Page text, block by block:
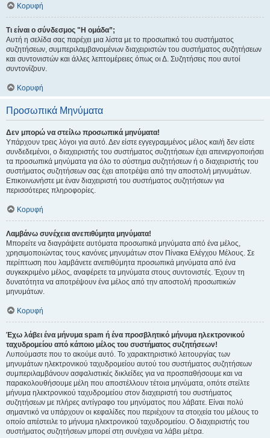
Κορυφή
Τι είναι ο σύνδεσμος "Η ομάδα”;
Αυτή η σελίδα σας παρέχει μια λίστα με το προσωπικό του συστήματος
συζητήσεων, συμπεριλαμβανομένων διαχειριστών του συστήματος συζητήσεων
και συντονιστών και άλλες λεπτομέρειες όπως οι Δ. Συζητήσεις που αυτοί
συντονίζουν.
Κορυφή
Προσωπικά Μηνύματα
Δεν μπορώ να στείλω προσωπικά μηνύματα!
Υπάρχουν τρεις λόγοι για αυτό. Δεν είστε εγγεγραμμένος μέλος και/ή δεν είστε
συνδεδεμένοι, ο διαχειριστής του συστήματος συζητήσεων έχει απενεργοποιήσει
τα προσωπικά μηνύματα για όλο το σύστημα συζητήσεων ή ο διαχειριστής του
συστήματος συζητήσεων σας έχει αποτρέψει από την αποστολή μηνυμάτων.
Επικοινωνήστε με έναν διαχειριστή του συστήματος συζητήσεων για
περισσότερες πληροφορίες.
Κορυφή
Λαμβάνω συνέχεια ανεπιθύμητα μηνύματα!
Μπορείτε να διαγράψετε αυτόματα προσωπικά μηνύματα από ένα μέλος,
χρησιμοποιώντας τους κανόνες μηνυμάτων στον Πίνακα Ελέγχου Μέλους. Σε
περίπτωση που λαμβάνετε ανεπιθύμητα προσωπικά μηνύματα από ένα
συγκεκριμένο μέλος, αναφέρετε τα μηνύματα στους συντονιστές. Έχουν τη
δυνατότητα να αποτρέψουν ένα μέλος από την αποστολή προσωπικών
μηνυμάτων.
Κορυφή
Έχω λάβει ένα μήνυμα spam ή ένα προσβλητικό μήνυμα ηλεκτρονικού
ταχυδρομείου από κάποιο μέλος του συστήματος συζητήσεων!
Λυπούμαστε που το ακούμε αυτό. Το χαρακτηριστικό λειτουργίας των
μηνυμάτων ηλεκτρονικού ταχυδρομείου αυτού του συστήματος συζητήσεων
συμπεριλαμβάνουν ασφαλιστικές δικλείδες για να προσπαθήσουμε και να
παρακολουθήσουμε μέλη που αποστέλλουν τέτοια μηνύματα, οπότε στείλτε
μήνυμα ηλεκτρονικού ταχυδρομείου στον διαχειριστή του συστήματος
συζητήσεων με πλήρες αντίγραφο του μηνύματος που λάβατε. Είναι πολύ
σημαντικό να υπάρχουν οι κεφαλίδες που περιέχουν τα στοιχεία του μέλους το
οποίο απέστειλε το μήνυμα ηλεκτρονικού ταχυδρομείου. Ο διαχειριστής του
συστήματος συζητήσεων μπορεί στη συνέχεια να λάβει μέτρα.